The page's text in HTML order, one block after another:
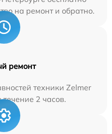
на ремонт и обратно.
ремонт
техники Zelmer
2 часов.